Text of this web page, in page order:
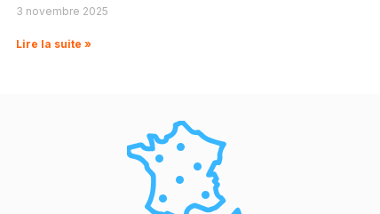
3 novembre 2025
Lire la suite »